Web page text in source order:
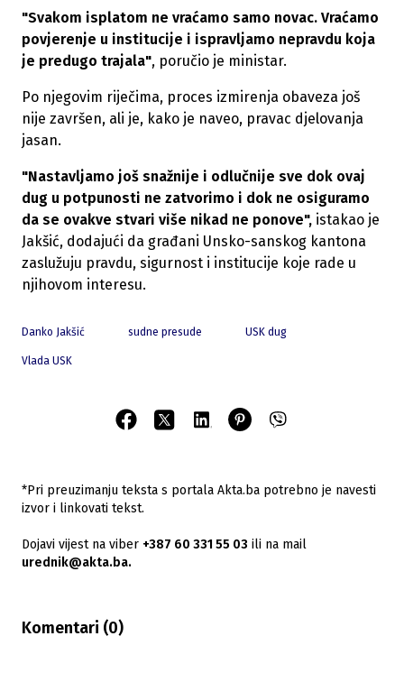
"Svakom isplatom ne vraćamo samo novac. Vraćamo
povjerenje u institucije i ispravljamo nepravdu koja
je predugo trajala", poručio je ministar.
Po njegovim riječima, proces izmirenja obaveza još
nije završen, ali je, kako je naveo, pravac djelovanja
jasan.
"Nastavljamo još snažnije i odlučnije sve dok ovaj
dug u potpunosti ne zatvorimo i dok ne osiguramo
da se ovakve stvari više nikad ne ponove", istakao je
Jakšić, dodajući da građani Unsko-sanskog kantona
zaslužuju pravdu, sigurnost i institucije koje rade u
njihovom interesu.
Danko Jakšić sudne presude USK dug
Vlada USK
*Pri preuzimanju teksta s portala Akta.ba potrebno je navesti
izvor i linkovati tekst.
Dojavi vijest na viber +387 60 331 55 03 ili na mail
urednik@akta.ba.
Komentari (0)